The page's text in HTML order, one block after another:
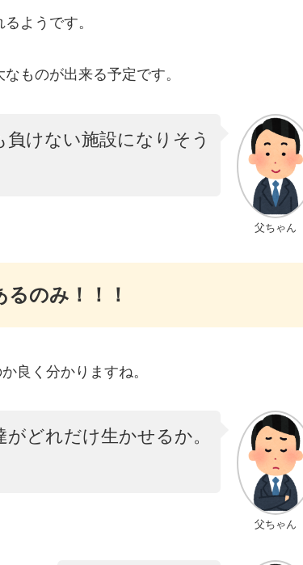
ようです。
ものが出来る予定です。
父ちゃん
けない施設になりそう
のみ！！！
良く分かりますね。
父ちゃん
どれだけ生かせるか。